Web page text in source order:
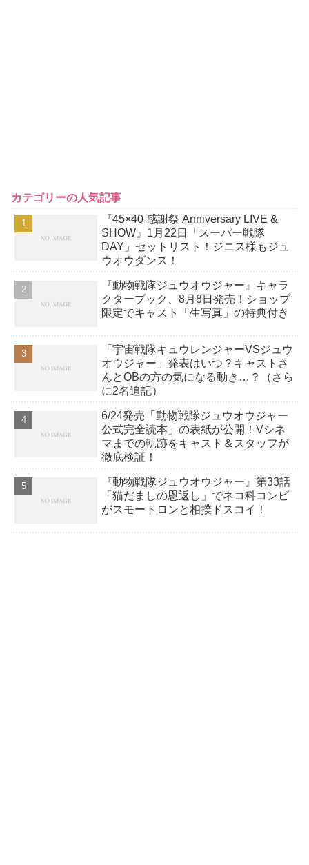
カテゴリーの人気記事
『45×40 感謝祭 Anniversary LIVE &
SHOW』1月22日「スーパー戦隊
DAY」セットリスト！ジニス様もジュ
ウオウダンス！
『動物戦隊ジュウオウジャー』キャラ
クターブック、8月8日発売！ショップ
限定でキャスト「生写真」の特典付き
「宇宙戦隊キュウレンジャーVSジュウ
オウジャー」発表はいつ？キャストさ
んとOBの方の気になる動き…？（さら
に2名追記）
6/24発売「動物戦隊ジュウオウジャー
公式完全読本」の表紙が公開！Vシネ
マまでの軌跡をキャスト＆スタッフが
徹底検証！
『動物戦隊ジュウオウジャー』第33話
「猫だましの恩返し」でネコ科コンビ
がスモートロンと相撲ドスコイ！